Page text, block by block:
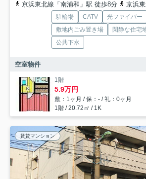
京浜東北線「南浦和」駅 徒歩8分
京浜東
駐輪場 CATV
光ファイバー
敷地内ごみ置き場
閑静な住宅
公共下水
空室物件
1階
5.9万円
敷：1ヶ月 / 保：- / 礼：0ヶ月
1階 / 20.72㎡ / 1K
賃貸マンション